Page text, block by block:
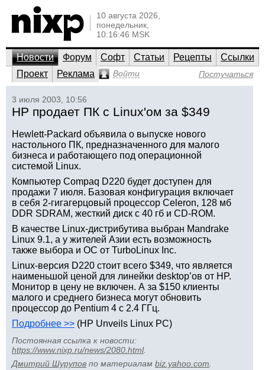
10 августа 2026,
понедельник,
10:16:46 MSK
Новости Форум Софт Статьи Рецепты
Ссылки
Проект
Реклама Войти Постучаться
3 июля 2003, 10:56
HP продает ПК с Linux'ом за $349
Hewlett-Packard объявила о выпуске нового
настольного ПК, предназначенного для малого
бизнеса и работающего под операционной
системой Linux.
Компьютер Compaq D220 будет доступен для
продажи 7 июля. Базовая конфигурация включает
в себя 2-гигагерцовый процессор Celeron, 128 мб
DDR SDRAM, жесткий диск с 40 гб и CD-ROM.
В качестве Linux-дистрибутива выбран Mandrake
Linux 9.1, а у жителей Азии есть возможность
также выбора и ОС от TurboLinux Inc.
Linux-версия D220 стоит всего $349, что является
наименьшой ценой для линейки desktop’ов от HP.
Монитор в цену не включен. А за $150 клиенты
малого и среднего бизнеса могут обновить
процессор до Pentium 4 с 2.4 ГГц.
Подробнее >> (HP Unveils Linux PC)
Постоянная ссылка к новости:
https://www.nixp.ru/news/2080.html.
Дмитрий Шурупов по материалам biz.yahoo.com